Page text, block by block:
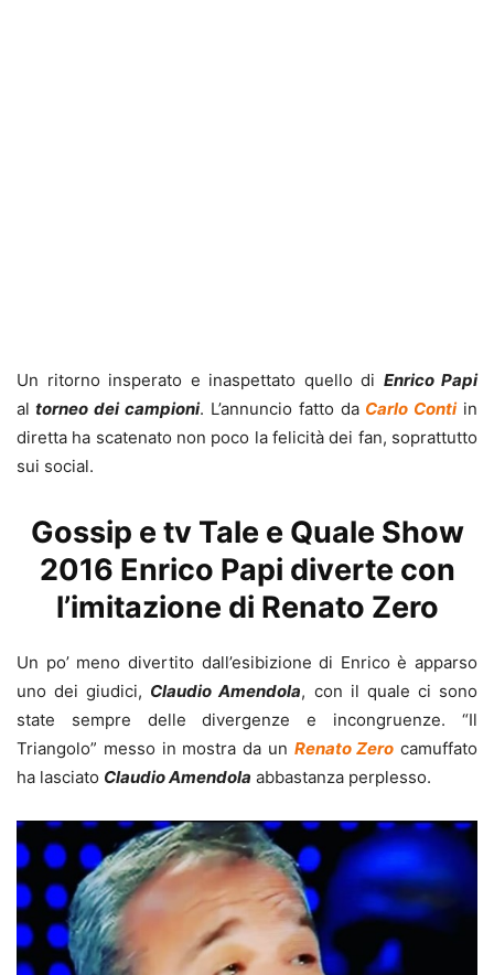
Un ritorno insperato e inaspettato quello di Enrico Papi
al torneo dei campioni. L’annuncio fatto da Carlo Contiin
diretta ha scatenato non poco la felicità dei fan, soprattutto
sui social.
Gossip e tv Tale e Quale Show
2016 Enrico Papi diverte con
l’imitazione di Renato Zero
Un po’ meno divertito dall’esibizione di Enrico è apparso
uno dei giudici, Claudio Amendola, con il quale ci sono
state sempre delle divergenze e incongruenze. “Il
Triangolo” messo in mostra da un Renato Zero camuffato
ha lasciato Claudio Amendola abbastanza perplesso.